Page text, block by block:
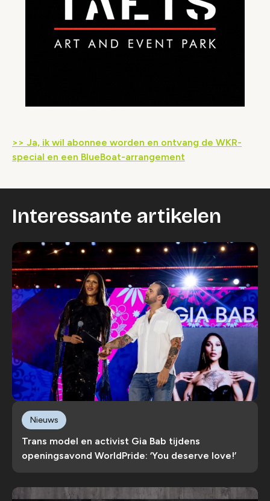
>> Ja, ik wil abonnee worden en ontvang de WKR-
special en een BlueBoat-arrangement
Interessante artikelen
Trans model en activist Gia Bab tijdens
openingsavond WorldPride: ‘You deserve love!’
Nieuws